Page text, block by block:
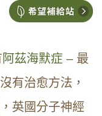
阿茲海默症 – 最
有治愈方法，
英國分子神經